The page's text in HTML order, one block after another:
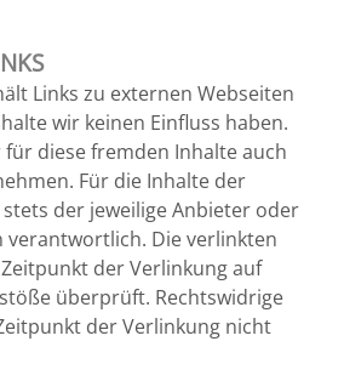
Links zu externen Webseiten
wir keinen Einfluss haben.
diese fremden Inhalte auch
Für die Inhalte der
der jeweilige Anbieter oder
verantwortlich. Die verlinkten
der Verlinkung auf
überprüft. Rechtswidrige
der Verlinkung nicht